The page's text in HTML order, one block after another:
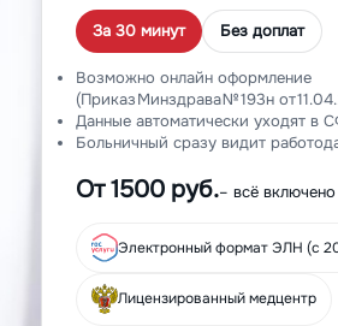
За 30 минут Без доплат
Возможно онлайн оформление
(Приказ Минздрава № 193н от
Данные автоматически уходят в
Больничный сразу видит
От 1500 руб.– всё включено
Электронный формат ЭЛН (с
Лицензированный медцентр